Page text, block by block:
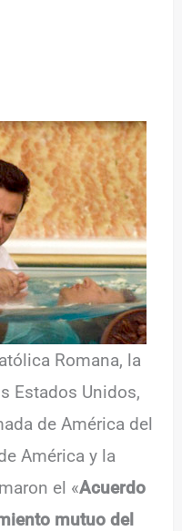
Romana, la
Estados Unidos,
de América del
América y la
el «Acuerdo
mutuo del